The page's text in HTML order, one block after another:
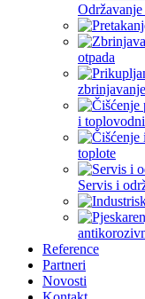
otpada
i
toplote
Servis i
Reference
Partneri
Novosti